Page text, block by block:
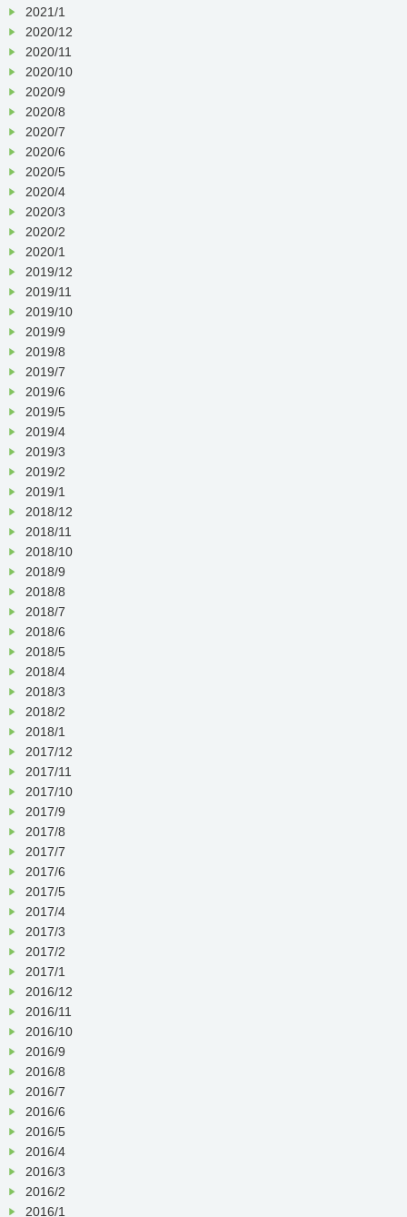
2021/1
2020/12
2020/11
2020/10
2020/9
2020/8
2020/7
2020/6
2020/5
2020/4
2020/3
2020/2
2020/1
2019/12
2019/11
2019/10
2019/9
2019/8
2019/7
2019/6
2019/5
2019/4
2019/3
2019/2
2019/1
2018/12
2018/11
2018/10
2018/9
2018/8
2018/7
2018/6
2018/5
2018/4
2018/3
2018/2
2018/1
2017/12
2017/11
2017/10
2017/9
2017/8
2017/7
2017/6
2017/5
2017/4
2017/3
2017/2
2017/1
2016/12
2016/11
2016/10
2016/9
2016/8
2016/7
2016/6
2016/5
2016/4
2016/3
2016/2
2016/1